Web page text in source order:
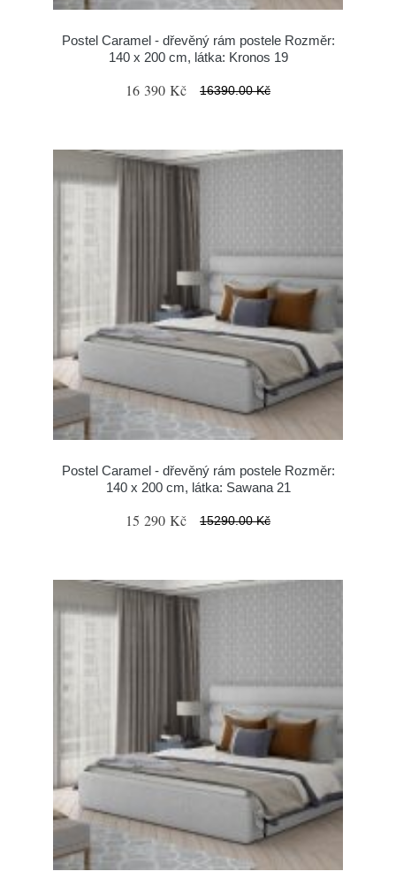
Postel Caramel - dřevěný rám postele Rozměr:
140 x 200 cm, látka: Kronos 19
16 390 Kč 16390.00 Kč
Postel Caramel - dřevěný rám postele Rozměr:
140 x 200 cm, látka: Sawana 21
15 290 Kč 15290.00 Kč